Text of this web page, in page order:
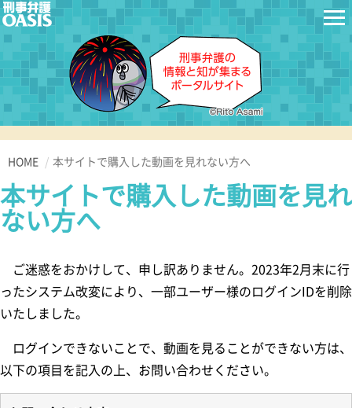
HOME 本サイトで購入した動画を見れない方へ
本サイトで購入した動画を見れ
ない方へ
ご迷惑をおかけして、申し訳ありません。2023年2月末に行
ったシステム改変により、一部ユーザー様のログインIDを削除
いたしました。
ログインできないことで、動画を見ることができない方は、
以下の項目を記入の上、お問い合わせください。